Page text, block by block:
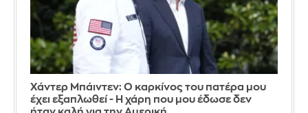
Χάντερ Μπάιντεν: Ο καρκίνος του πατέρα μου
έχει εξαπλωθεί - Η χάρη που μου έδωσε δεν